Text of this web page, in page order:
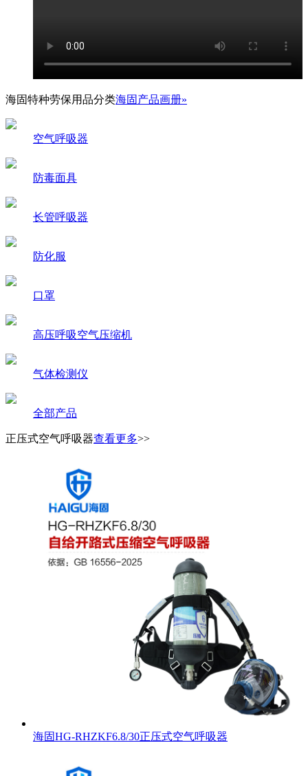
海固特种劳保用品分类海固产品画册»
空气呼吸器
防毒面具
长管呼吸器
防化服
口罩
高压呼吸空气压缩机
气体检测仪
全部产品
正压式空气呼吸器查看更多>>
海固HG-RHZKF6.8/30正压式空气呼吸器